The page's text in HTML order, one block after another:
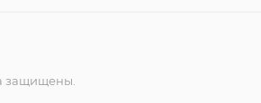
защищены.